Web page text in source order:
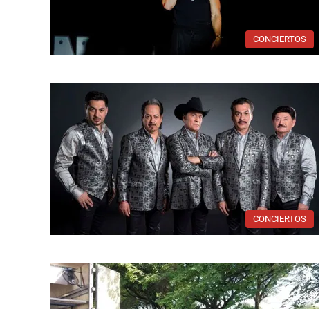
CONCIERTOS
CONCIERTOS